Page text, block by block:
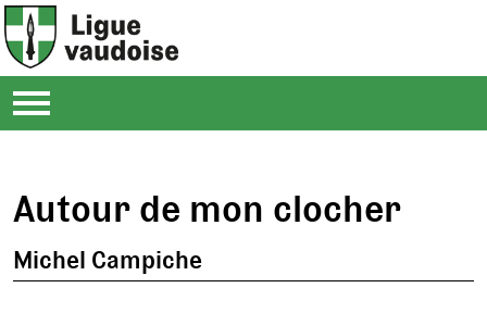
Autour de mon clocher
Michel Campiche